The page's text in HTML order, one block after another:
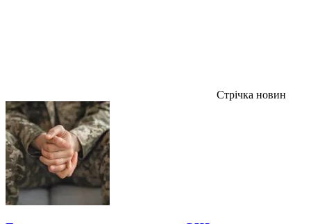
Стрічка новин